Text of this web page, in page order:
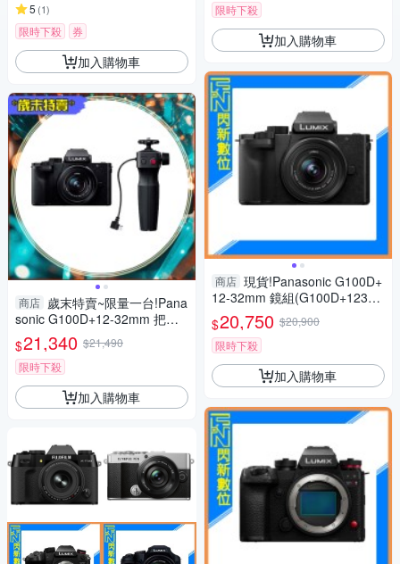
5 (1)
限時下殺 券
加入購物車
商店 歲末特賣~限量一台!Pana
sonic G100D+12-32mm 把手
組(G100D+1232+SHGR2，公
司貨)
$21,340 $21,490
限時下殺
加入購物車
限時下殺
加入購物車
商店 現貨!Panasonic G100D+
12-32mm 鏡組(G100D+123
2，公司貨)G100
$20,750 $20,900
限時下殺
加入購物車